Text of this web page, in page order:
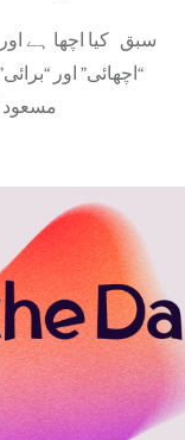
سبق کیا اچھا ہے
“اچھائی” اور
مسعود کا